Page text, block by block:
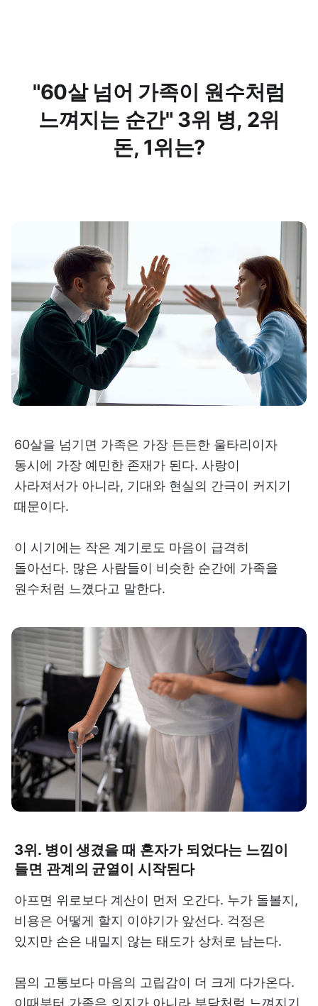
"60살 넘어 가족이 원수처럼
느껴지는 순간" 3위 병, 2위
돈, 1위는?
60살을 넘기면 가족은 가장 든든한 울타리이자
동시에 가장 예민한 존재가 된다. 사랑이
사라져서가 아니라, 기대와 현실의 간극이 커지기
때문이다.
이 시기에는 작은 계기로도 마음이 급격히
돌아선다. 많은 사람들이 비슷한 순간에 가족을
원수처럼 느꼈다고 말한다.
3위. 병이 생겼을 때 혼자가 되었다는 느낌이
들면 관계의 균열이 시작된다
아프면 위로보다 계산이 먼저 오간다. 누가 돌볼지,
비용은 어떻게 할지 이야기가 앞선다. 걱정은
있지만 손은 내밀지 않는 태도가 상처로 남는다.
몸의 고통보다 마음의 고립감이 더 크게 다가온다.
이때부터 가족은 의지가 아니라 부담처럼 느껴지기